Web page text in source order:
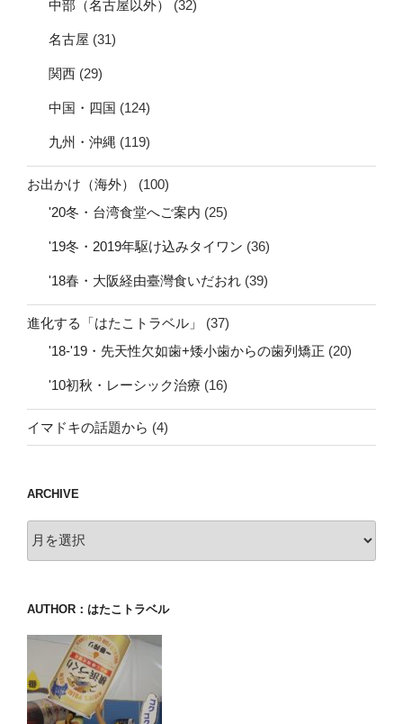
中部（名古屋以外） (32)
名古屋 (31)
関西 (29)
中国・四国 (124)
九州・沖縄 (119)
お出かけ（海外）
(100)
'20冬・台湾食堂へご案内 (25)
'19冬・2019年駆け込みタイワン (36)
'18春・大阪経由臺灣食いだおれ (39)
進化する「はたこトラベル」
(37)
'18-'19・先天性欠如歯+矮小歯からの歯列矯正 (20)
'10初秋・レーシック治療 (16)
イマドキの話題から (4)
ARCHIVE
AUTHOR：はたこトラベル